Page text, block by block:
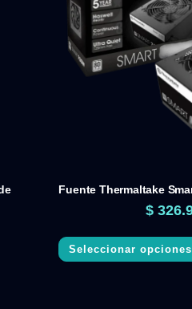
Fuente Thermaltake
$
Seleccionar opciones